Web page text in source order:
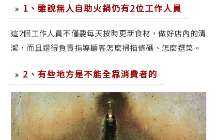
1、雖說無人自助火鍋仍有2位工作人員
這2個工作人員不僅要每天按時更新食材，做好店內的清
潔，而且還得負責指導顧客怎麼掃描條碼、怎麼選菜。
2、有些地方是不能全靠消費者的